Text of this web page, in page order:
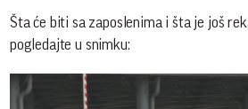
Šta će biti sa zaposlenima i šta je još
pogledajte u snimku: